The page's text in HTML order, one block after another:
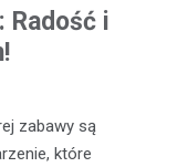
Radość i
zabawy są
które